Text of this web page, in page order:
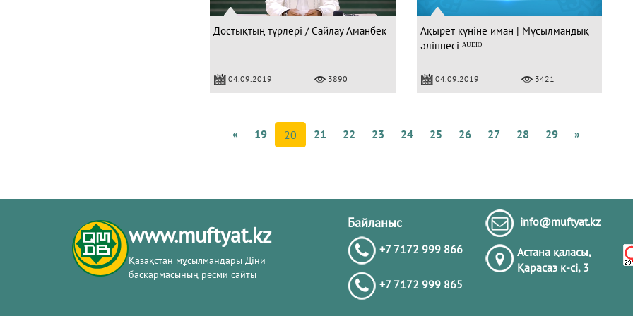
Достықтың түрлері / Сайлау Аманбек
04.09.2019 3890
Ақырет күніне иман | Мұсылмандық
әліппесі ᴬᵁᴰᴵᴼ
04.09.2019 3421
« 19 20 21 22 23 24 25 26 27 28 29 »
www.muftyat.kz
Қазақстан мұсылмандары Діни
басқармасының ресми сайты
Байланыс
+7 7172 999 866
+7 7172 999 865
info@muftyat.kz
Астана қаласы,
Қарасаз к-сi, 3